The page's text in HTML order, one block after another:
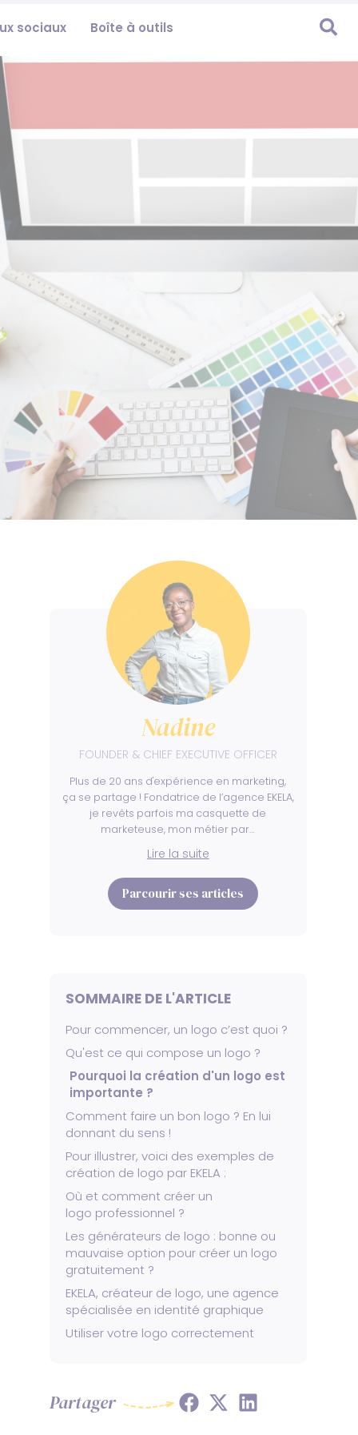
sociaux Boîte à outils 
Nadine
FOUNDER & CHIEF EXECUTIVE OFFICER
Plus de 20 ans d'expérience en marketing,
ça se partage ! Fondatrice de l’agence EKELA,
je revêts parfois ma casquette de
marketeuse, mon métier par…
Lire la suite
Parcourir ses articles
SOMMAIRE DE L'ARTICLE
Pour commencer, un logo c’est quoi ?
Qu'est ce qui compose un logo ?
Pourquoi la création d'un logo est
importante ?
Comment faire un bon logo ? En lui
donnant du sens !
Pour illustrer, voici des exemples de
création de logo par EKELA :
Où et comment créer un
logo professionnel ?
Les générateurs de logo : bonne ou
mauvaise option pour créer un logo
gratuitement ?
EKELA, créateur de logo, une agence
spécialisée en identité graphique
Utiliser votre logo correctement
Partager ShareShareShare